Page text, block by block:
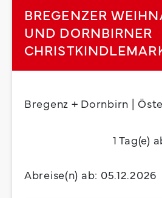
BREGENZER
UND DORNBIRNER
Bregenz + Dornbirn |
1 Tag(e)
Abreise(n) ab: 05.12.2026